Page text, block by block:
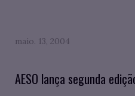
maio. 13, 2004
AESO lança segunda